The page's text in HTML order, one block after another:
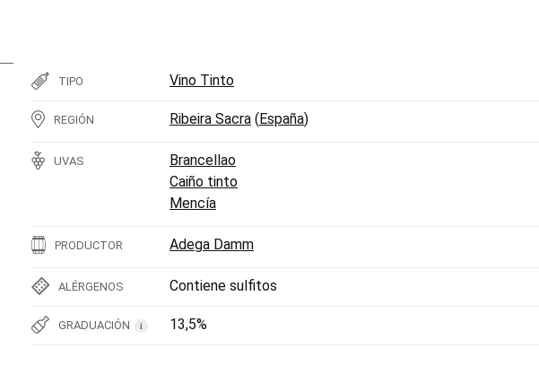
TIPO Vino Tinto
REGIÓN Ribeira Sacra (España)
UVAS
Brancellao
Caiño tinto
Mencía
PRODUCTOR Adega Damm
ALÉRGENOS Contiene sulfitos
GRADUACIÓN i 13,5%